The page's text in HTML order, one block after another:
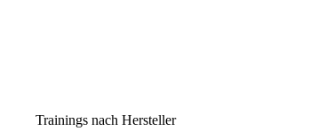
Trainings nach Hersteller